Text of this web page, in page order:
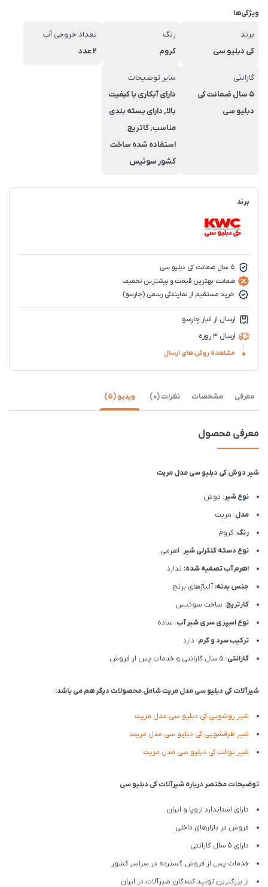
ویژگی‌ها
برند
کی دبلیو سی
رنگ
کروم
تعداد خروجی آب
2 عدد
گارانتی
5 سال ضمانت کی
دبلیو سی
سایر توضیحات
دارای آبکاری با کیفیت
بالا, دارای بسته بندی
مناسب, کاتریج
استفاده شده ساخت
کشور سوئیس
برند
5 سال ضمانت کی دبلیو سی
ضمانت بهترین قیمت و بیشترین تخفیف
خرید مستقیم از نمایندگی رسمی (چارسو)
ارسال از انبار چارسو
ارسال 3 روزه
مشاهده روش های ارسال
معرفی مشخصات نظرات (0) ویدیو (5)
معرفی محصول
شیر دوش کی دبلیو سی مدل مریت
نوع شیر: دوش
مدل: مریت
رنگ: کروم
نوع دسته کنترلی شیر: اهرمی
اهرم آب تصفیه شده: ندارد
جنس بدنه:آلیاژهای برنج
کارتریج: ساخت سوئیس
نوع اسپری سری شیر آب: ساده
ترکیب سرد و گرم: دارد
گارانتی: 5 سال گارانتی و خدمات پس از فروش
شیرآلات کی دبلیو سی مدل مریت شامل محصولات دیگر هم می باشد:
شیر روشوییکی دبلیو سی مدل مریت
شیر ظرفشوییکی دبلیو سی مدل مریت
شیر توالتکی دبلیو سی مدل مریت
توضیحات مختصر درباره شیرآلات کی دبلیو سی
دارای استاندارد اروپا و ایران
فروش در بازارهای داخلی
دارای 5 سال گارانتی
خدمات پس از فروش گسترده در سراسر کشور
از بزرگترین تولید کنندگان شیرآلات در ایران